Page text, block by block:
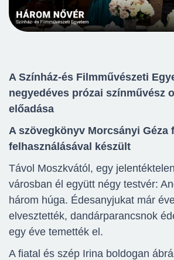
A Színház-és Filmművészeti
negyedéves prózai színművész
előadása
A szövegkönyv Morcsányi Géza
felhasználásával készült
Távol Moszkvától, egy
városban él együtt négy testvér:
három húga. Édesanyjukat már
elvesztették, dandárparancsnok
egy éve temették el.
A fiatal és szép Irina boldogan